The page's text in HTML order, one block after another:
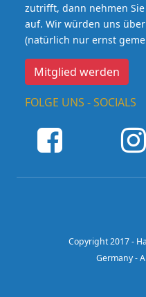
zutrifft, dann nehmen
auf. Wir würden uns
(natürlich nur ernst
Mitglied werden
FOLGE UNS - SOCIALS
Copyright 2017 -
Germany -